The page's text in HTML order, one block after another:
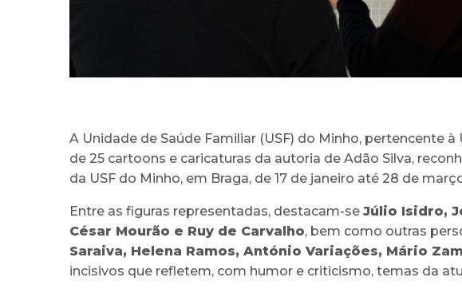
A Unidade de Saúde Familiar (USF) do Minho, pertencente
de 25 cartoons e caricaturas da autoria de Adão Silva,
da USF do Minho, em Braga, de 17 de janeiro até 28 de
Entre as figuras representadas, destacam-se Júlio Isidro,
César Mourão e Ruy de Carvalho, bem como outras
Saraiva, Helena Ramos, António Variações, Mário
incisivos que refletem, com humor e criticismo, temas da